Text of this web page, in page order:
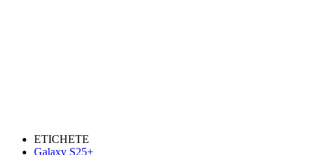
ETICHETE
Galaxy S25+